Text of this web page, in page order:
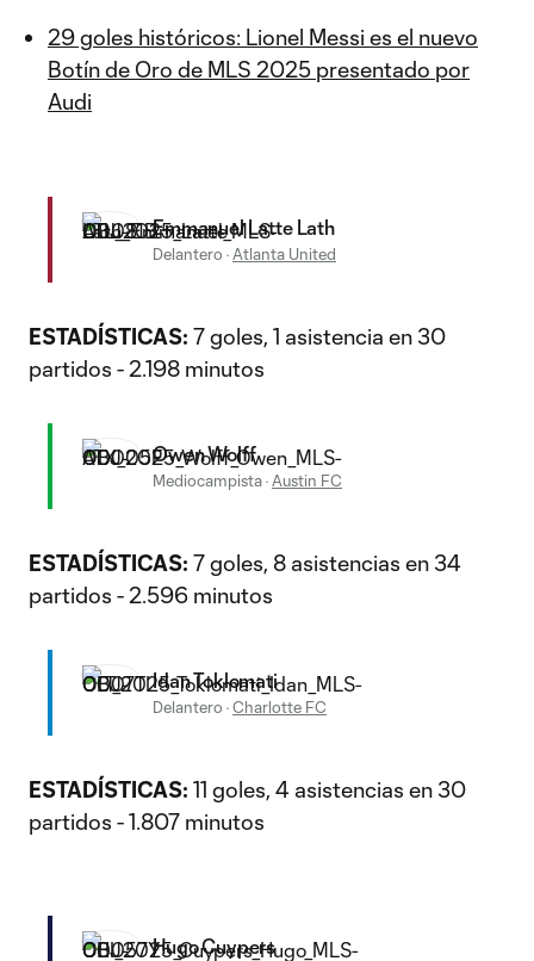
29 goles históricos: Lionel Messi es el nuevo
Botín de Oro de MLS 2025 presentado por
Audi
Emmanuel Latte Lath
Delantero ·Atlanta United
ESTADÍSTICAS: 7 goles, 1 asistencia en 30
partidos - 2.198 minutos
Owen Wolff
Mediocampista·Austin FC
ESTADÍSTICAS: 7 goles, 8 asistencias en 34
partidos - 2.596 minutos
Idan Toklomati
Delantero ·Charlotte FC
ESTADÍSTICAS: 11 goles, 4 asistencias en 30
partidos - 1.807 minutos
Hugo Cuypers